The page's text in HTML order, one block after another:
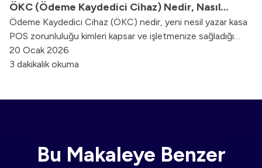
ÖKC (Ödeme Kaydedici Cihaz) Nedir, Nasıl
Çalışır?
Ödeme Kaydedici Cihaz (ÖKC) nedir, yeni nesil yazar kasa
POS zorunluluğu kimleri kapsar ve işletmenize sağladığı
avantajlar nelerdir tüm detaylarıyla keşfedin.
20 Ocak 2026
3 dakikalık okuma
Bu Makaleye Benzer